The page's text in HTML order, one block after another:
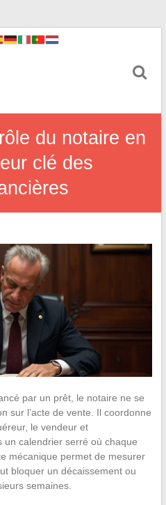
du notaire en
clé des
par un prêt, le notaire ne se
sur l’acte de vente. Il coordonne
le vendeur et
un calendrier serré où chaque
mécanique permet de mesurer
bloquer un décaissement ou
semaines.